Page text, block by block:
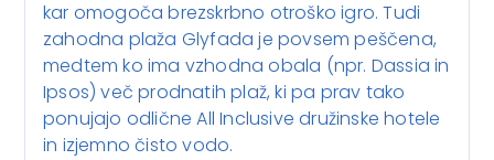
kar omogoča brezskrbno otroško igro. Tudi
zahodna plaža Glyfada je povsem peščena,
medtem ko ima vzhodna obala (npr. Dassia in
Ipsos) več prodnatih plaž, ki pa prav tako
ponujajo odlične All Inclusive družinske hotele
in izjemno čisto vodo.